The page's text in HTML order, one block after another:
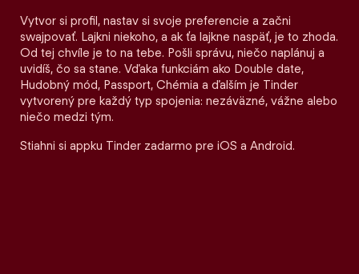
Vytvor si profil, nastav si svoje preferencie a začni
swajpovať. Lajkni niekoho, a ak ťa lajkne naspäť, je to zhoda.
Od tej chvíle je to na tebe. Pošli správu, niečo naplánuj a
uvidíš, čo sa stane. Vďaka funkciám ako Double date,
Hudobný mód, Passport, Chémia a ďalším je Tinder
vytvorený pre každý typ spojenia: nezáväzné, vážne alebo
niečo medzi tým.
Stiahni si appku Tinder zadarmo pre iOS a Android.